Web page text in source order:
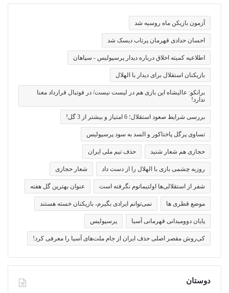
آزمون بازیکن ماه روسیه شد
احسان حدادی قهرمان پرتاب دیسک شد
اطلاعیه کمیته اخلاق درباره دیدار پرسپولیس - سپاهان
بازیکنان استقلال برای دیدار با الهلال
برانکو: عالیشاه این بازی هم در لیست نیست/ در فوتبال قرارداد معنا
ندارد!
بررسی شرایط صعود استقلال؛ 6 امتیاز و بیشتر از 3 گل!
تساوی پرگل پاختاکور و السد به سود پرسپولیس
حجازی هم شعار شنید حذف تیم ملی ایران
روزبه چشمی بازی با الهلال را از دست داد شعار حجازی
شفر از استقلالی‌ها اولتیماتوم نگرفته است عنوان بهترین گل هفته
موضع قطری ها نمی‌توانم ایرادی بگیرم، بازیکنان خسته هستند
پایان دوومیدانی قهرمانی آسیا پرسپولیس
کی‌روش مقصر اصلی حذف ایران از جام ملت‌های آسیا را معرفی کرد!
دوستان